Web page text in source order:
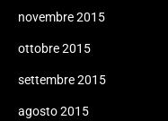
novembre 2015
ottobre 2015
settembre 2015
agosto 2015